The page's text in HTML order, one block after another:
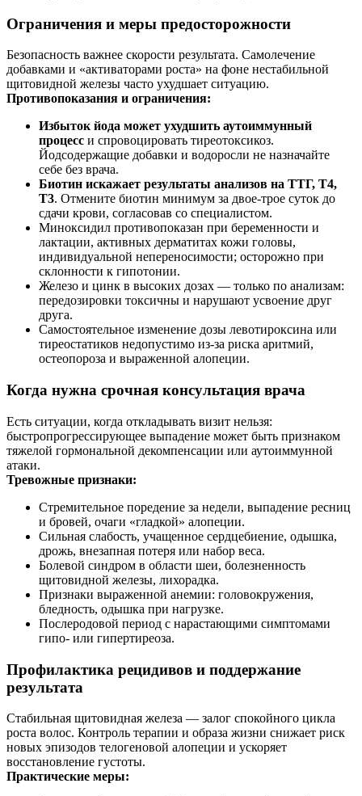
Ограничения и меры предосторожности
Безопасность важнее скорости результата. Самолечение
добавками и «активаторами роста» на фоне нестабильной
щитовидной железы часто ухудшает ситуацию.
Противопоказания и ограничения:
Избыток йода может ухудшить аутоиммунный
процесс и спровоцировать тиреотоксикоз.
Йодсодержащие добавки и водоросли не назначайте
себе без врача.
Биотин искажает результаты анализов на ТТГ, Т4,
Т3. Отмените биотин минимум за двое-трое суток до
сдачи крови, согласовав со специалистом.
Миноксидил противопоказан при беременности и
лактации, активных дерматитах кожи головы,
индивидуальной непереносимости; осторожно при
склонности к гипотонии.
Железо и цинк в высоких дозах — только по анализам:
передозировки токсичны и нарушают усвоение друг
друга.
Самостоятельное изменение дозы левотироксина или
тиреостатиков недопустимо из‑за риска аритмий,
остеопороза и выраженной алопеции.
Когда нужна срочная консультация врача
Есть ситуации, когда откладывать визит нельзя:
быстропрогрессирующее выпадение может быть признаком
тяжелой гормональной декомпенсации или аутоиммунной
атаки.
Тревожные признаки:
Стремительное поредение за недели, выпадение ресниц
и бровей, очаги «гладкой» алопеции.
Сильная слабость, учащенное сердцебиение, одышка,
дрожь, внезапная потеря или набор веса.
Болевой синдром в области шеи, болезненность
щитовидной железы, лихорадка.
Признаки выраженной анемии: головокружения,
бледность, одышка при нагрузке.
Послеродовой период с нарастающими симптомами
гипо- или гипертиреоза.
Профилактика рецидивов и поддержание
результата
Стабильная щитовидная железа — залог спокойного цикла
роста волос. Контроль терапии и образа жизни снижает риск
новых эпизодов телогеновой алопеции и ускоряет
восстановление густоты.
Практические меры: